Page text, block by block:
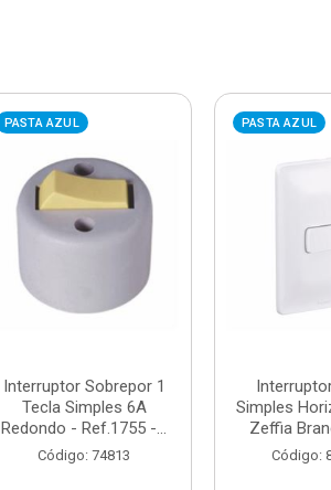
PASTA AZUL
Interruptor Sobrepor 1
Tecla Simples 6A
Redondo - Ref.1755 -...
Código: 74813
PASTA AZUL
Simples
Zeffia
Código: